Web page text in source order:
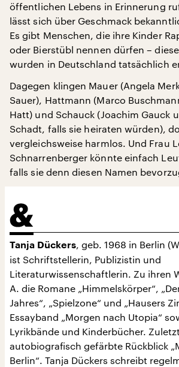
öffentlichen Lebens in Erinnerung
lässt sich über Geschmack
Es gibt Menschen, die ihre Kinder
oder Bierstübl nennen dürfen –
wurden in Deutschland tatsächlich
Dagegen klingen Mauer (Angela
Sauer), Hattmann (Marco
Hatt) und Schauck (Joachim Gauck
Schadt, falls sie heiraten würden),
vergleichsweise harmlos. Und Frau
Schnarrenberger könnte einfach
falls sie denn diesen Namen
Tanja Dückers, geb. 1968 in Berlin
ist Schriftstellerin, Publizistin und
Literaturwissenschaftlerin. Zu ihren
A. die Romane „Himmelskörper“,
Jahres“, „Spielzone“ und „Hausers
Essayband „Morgen nach Utopia“
Lyrikbände und Kinderbücher.
autobiografisch gefärbte Rückblick
Berlin“. Tanja Dückers schreibt